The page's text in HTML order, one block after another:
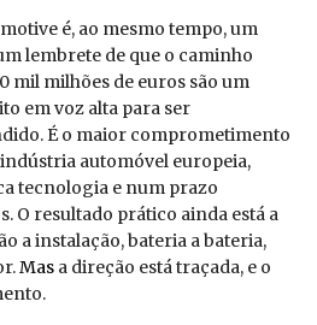
é, ao mesmo tempo, um
lembrete de que o caminho
mil milhões de euros são um
em voz alta para ser
É o maior comprometimento
automóvel europeia,
tecnologia e num prazo
O resultado prático ainda está a
a instalação, bateria a bateria,
Mas a direção está traçada, e o